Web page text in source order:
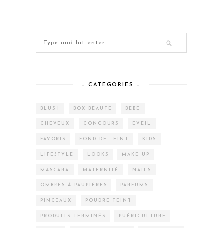
– CATEGORIES –
BLUSH BOX BEAUTÉ BÉBÉ
CHEVEUX CONCOURS EVEIL
FAVORIS FOND DE TEINT KIDS
LIFESTYLE LOOKS MAKE-UP
MASCARA MATERNITÉ NAILS
OMBRES À PAUPIÈRES PARFUMS
PINCEAUX POUDRE TEINT
PRODUITS TERMINÉS PUÉRICULTURE